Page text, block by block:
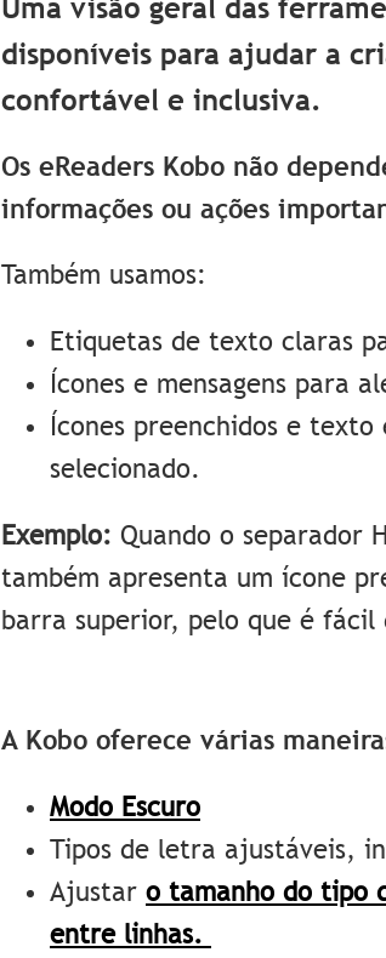
Uma visão geral das
disponíveis para ajudar a
confortável e inclusiva.
Os eReaders Kobo não
informações ou ações
Também usamos:
Etiquetas de texto claras
Ícones e mensagens para
Ícones preenchidos e
selecionado.
Exemplo: Quando o separador
também apresenta um ícone
barra superior, pelo que é fácil
A Kobo oferece várias
Modo Escuro
Tipos de letra ajustáveis,
Ajustar o tamanho do tipo
entre linhas.